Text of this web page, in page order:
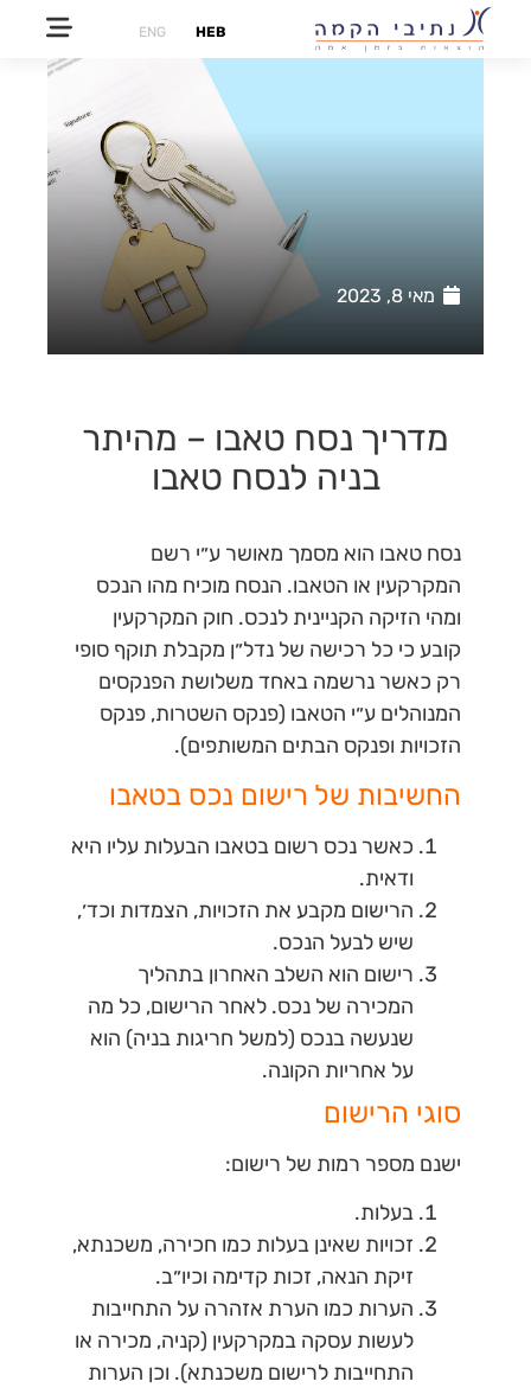
HEB
ENG
מאי 8, 2023
מדריך נסח טאבו – מהיתר
בניה לנסח טאבו
נסח טאבו הוא מסמך מאושר ע״י רשם
המקרקעין או הטאבו. הנסח מוכיח מהו הנכס
ומהי הזיקה הקניינית לנכס. חוק המקרקעין
קובע כי כל רכישה של נדל״ן מקבלת תוקף סופי
רק כאשר נרשמה באחד משלושת הפנקסים
המנוהלים ע״י הטאבו (פנקס השטרות, פנקס
הזכויות ופנקס הבתים המשותפים).
החשיבות של רישום נכס בטאבו
כאשר נכס רשום בטאבו הבעלות עליו היא
ודאית.
הרישום מקבע את הזכויות, הצמדות וכד׳,
שיש לבעל הנכס.
רישום הוא השלב האחרון בתהליך
המכירה של נכס. לאחר הרישום, כל מה
שנעשה בנכס (למשל חריגות בניה) הוא
על אחריות הקונה.
סוגי הרישום
ישנם מספר רמות של רישום:
בעלות.
זכויות שאינן בעלות כמו חכירה, משכנתא,
זיקת הנאה, זכות קדימה וכיו״ב.
הערות כמו הערת אזהרה על התחייבות
לעשות עסקה במקרקעין (קניה, מכירה או
התחייבות לרישום משכנתא). וכן הערות